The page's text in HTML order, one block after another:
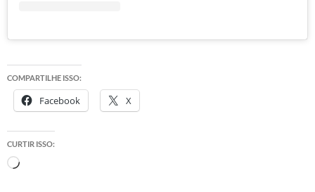
COMPARTILHE ISSO:
Facebook X
CURTIR ISSO:
Carregando...